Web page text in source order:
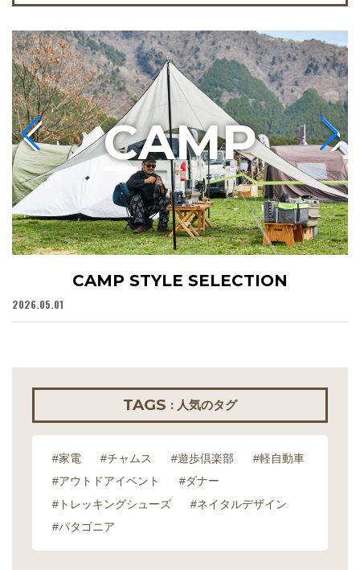
CAMP STYLE SELECTION
2026.05.01
CAMP
TAGS : 人気のタグ
#家電 #チャムス #遊歩倶楽部
#軽自動車
#アウトドアイベント
#ダナー
#トレッキングシューズ
#ネイタルデザイン
#パタゴニア